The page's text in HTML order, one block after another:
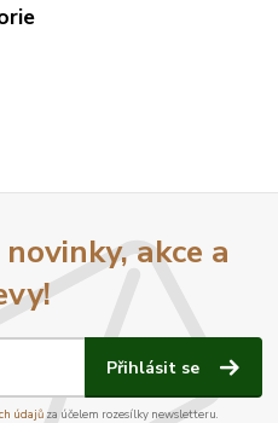
akce a
Přihlásit se
údajůza účelem rozesílky newsletteru.